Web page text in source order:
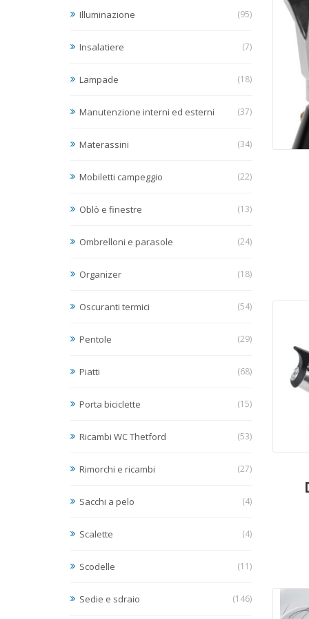
Illuminazione (95)
Insalatiere (7)
Lampade (18)
Manutenzione interni ed esterni (37)
Materassini (34)
Mobiletti campeggio (22)
Oblò e finestre (13)
Ombrelloni e parasole (24)
Organizer (18)
Oscuranti termici (54)
Pentole (29)
Piatti (68)
Porta biciclette (15)
Ricambi WC Thetford (53)
Rimorchi e ricambi (27)
Sacchi a pelo (4)
Scalette (4)
Scodelle (11)
Sedie e sdraio (146)